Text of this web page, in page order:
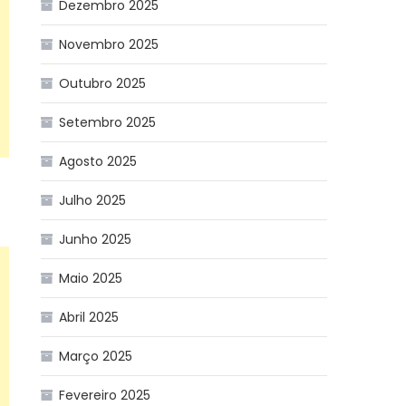
Dezembro 2025
Novembro 2025
Outubro 2025
Setembro 2025
Agosto 2025
Julho 2025
Junho 2025
Maio 2025
Abril 2025
Março 2025
Fevereiro 2025